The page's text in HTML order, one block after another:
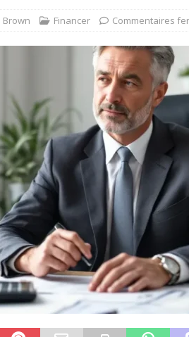
Brown Financer Commentaires